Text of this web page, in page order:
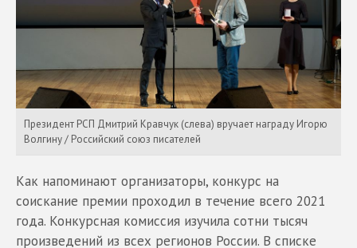
Президент РСП Дмитрий Кравчук (слева) вручает награду Игорю
Волгину / Российский союз писателей
Как напоминают организаторы, конкурс на
соискание премии проходил в течение всего 2021
года. Конкурсная комиссия изучила сотни тысяч
произведений из всех регионов России. В списке